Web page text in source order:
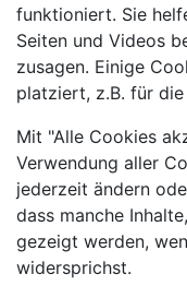
funktioniert. Sie
Seiten und Videos
zusagen. Einige
platziert, z.B. für
Mit "Alle Cookies
Verwendung aller
jederzeit ändern
dass manche
gezeigt werden,
widersprichst.